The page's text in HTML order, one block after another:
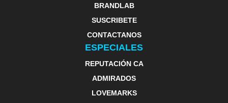
BRANDLAB
SUSCRIBETE
CONTACTANOS
ESPECIALES
REPUTACIÓN CA
ADMIRADOS
LOVEMARKS